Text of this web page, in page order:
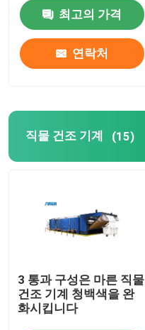
최고의 가격
연락처
직물 건조 기계 (15)
3 통과 구성은 마른 직물
건조 기계 청백색을 완
화시킵니다